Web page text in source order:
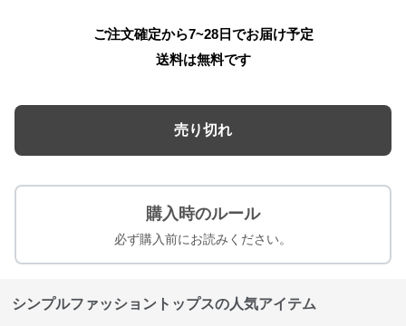
ご注文確定から7~28日でお届け予定
送料は無料です
売り切れ
購入時のルール
必ず購入前にお読みください。
シンプルファッショントップスの人気アイテム